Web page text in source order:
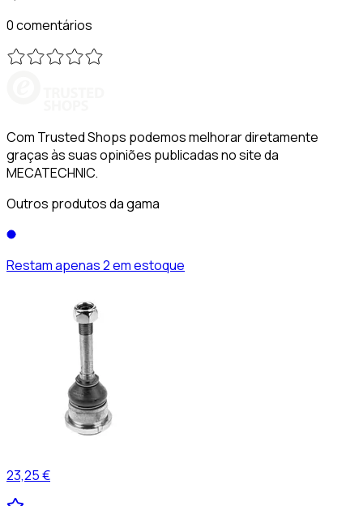
0 comentários
Com Trusted Shops podemos melhorar diretamente
graças às suas opiniões publicadas no site da
MECATECHNIC.
Outros produtos da gama
Restam apenas 2 em estoque
23,25 €